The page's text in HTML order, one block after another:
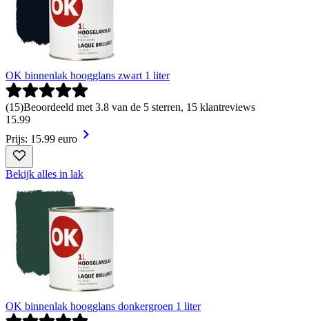
OK binnenlak hoogglans zwart 1 liter
(15)Beoordeeld met 3.8 van de 5 sterren, 15 klantreviews
15.99
Prijs: 15.99 euro
Bekijk alles in lak
OK binnenlak hoogglans donkergroen 1 liter